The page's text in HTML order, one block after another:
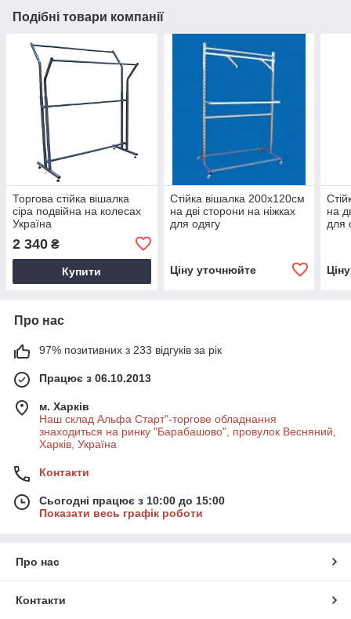
Подібні товари компанії
Торгова стійка вішалка
сіра подвійна на колесах
Україна
2 340 ₴
Купити
Стійка вішалка 200х120см
на дві сторони на ніжках
для одягу
Ціну уточнюйте
на
для
Про нас
97% позитивних з 233 відгуків за рік
Працює з 06.10.2013
м. Харків
Наш склад Альфа Старт"-торгове обладнання
знаходиться на ринку "Барабашово", провулок Весняний,
Харків, Україна
Контакти
Сьогодні працює з 10:00 до 15:00
Показати весь графік роботи
Про нас
Контакти